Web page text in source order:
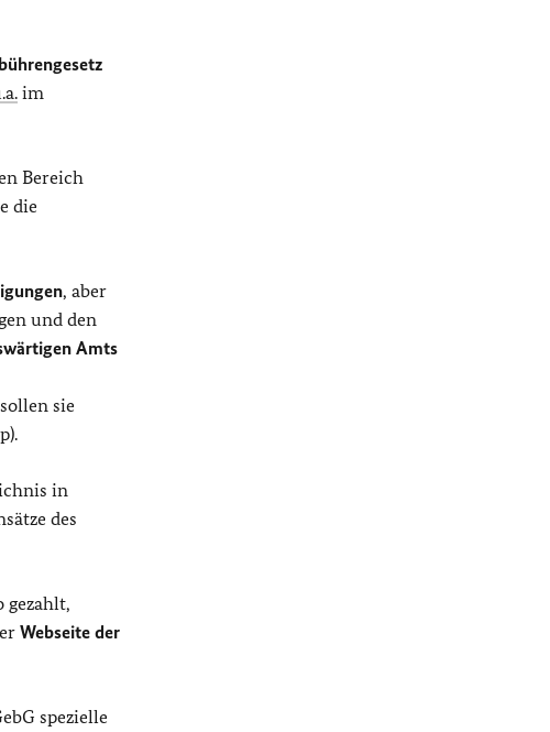
im
Bereich
die
, aber
und den
Amts
sie
in
des
gezahlt,
Webseite der
spezielle